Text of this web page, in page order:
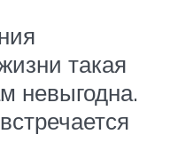
такая
невыгодна.